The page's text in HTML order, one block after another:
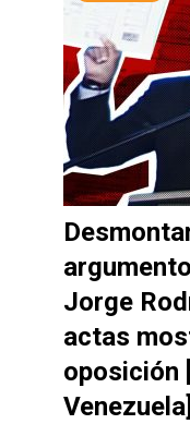
Jorge
actas
oposición
Venezuela]